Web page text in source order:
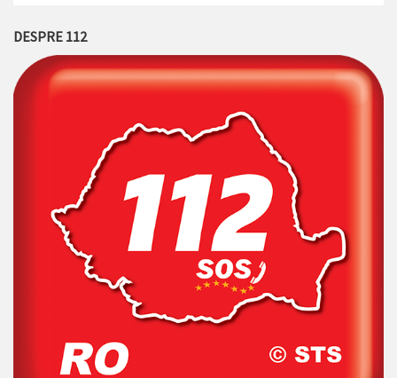
DESPRE 112